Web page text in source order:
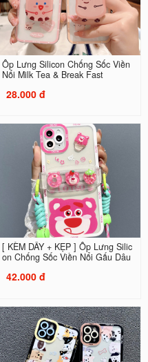
Ốp Lưng Silicon Chống Sốc Viền
Nổi Milk Tea & Break Fast
28.000 đ
[ KÈM DÂY + KẸP ] Ốp Lưng Silic
on Chống Sốc Viền Nổi Gấu Dâu
42.000 đ